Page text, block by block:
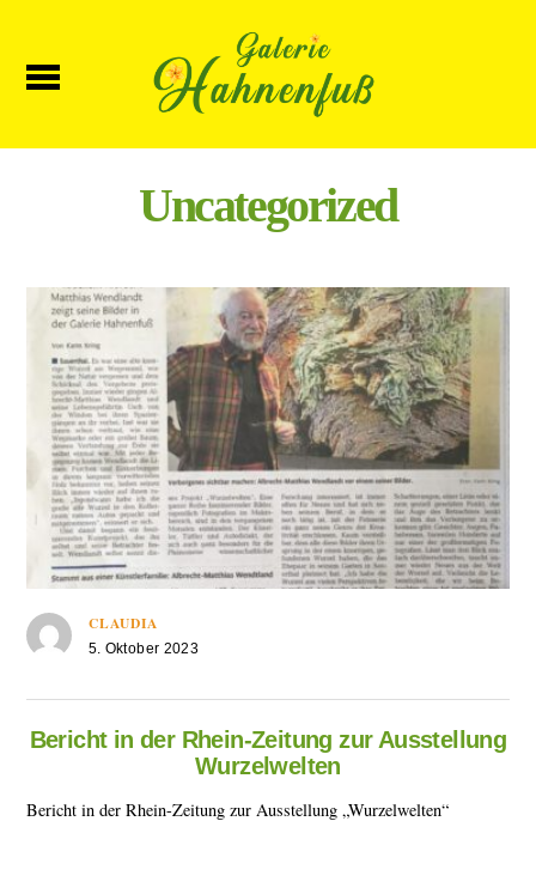
Uncategorized
CLAUDIA
5. Oktober 2023
Bericht in der Rhein-Zeitung zur Ausstellung
Wurzelwelten
Bericht in der Rhein-Zeitung zur Ausstellung „Wurzelwelten“